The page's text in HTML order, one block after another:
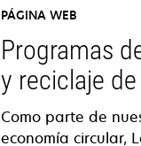
PÁGINA WEB
Programas
y reciclaje
Como parte de
economía circular,